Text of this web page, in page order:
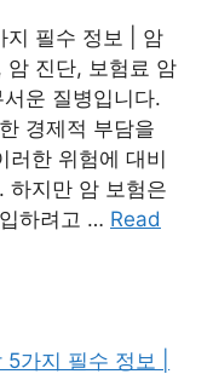
지 필수 정보 | 암
암 진단, 보험료 암
운 질병입니다.
경제적 부담을
러한 위험에 대비
하지만 암 보험은
하려고 … Read
가지 필수 정보 |